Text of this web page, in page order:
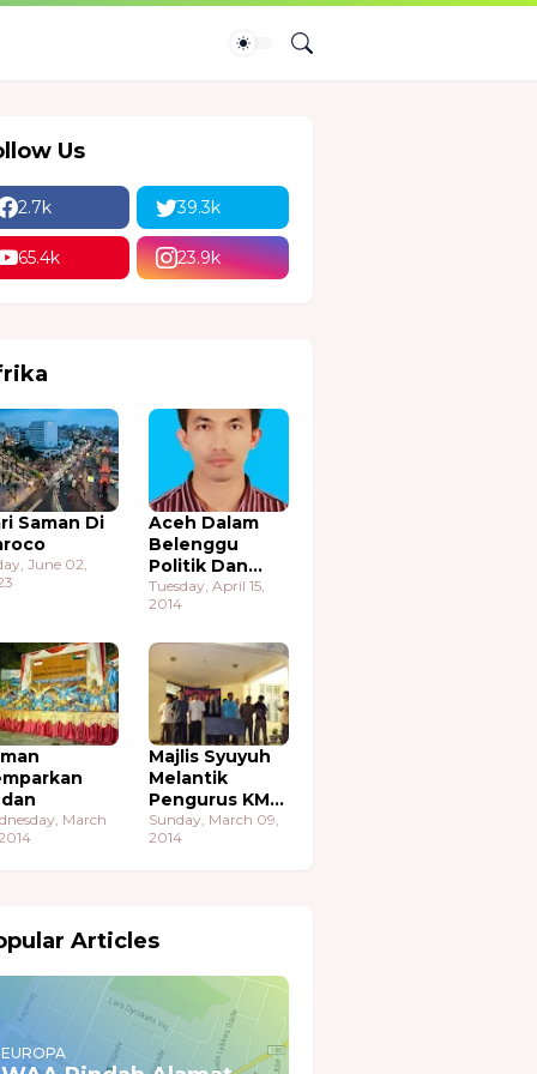
Us
2.7k 39.3k
65.4k 23.9k
Saman Di
June 02,
Aceh Dalam
Belenggu
Politik Dan
Ekonomi
Tuesday, April 15,
2014
March
Majlis Syuyuh
Melantik
Pengurus KMA
Sudan
Sunday, March 09,
2014
Articles
EUROPA